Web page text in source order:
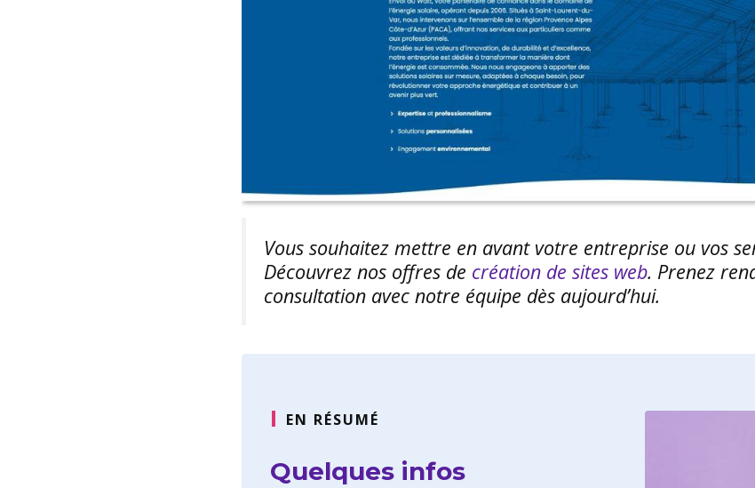
Vous souhaitez mettre en avant votre entreprise ou vos
Découvrez nos offres de création de sites web. Prenez
consultation avec notre équipe dès aujourd’hui.
EN RÉSUMÉ
Quelques infos